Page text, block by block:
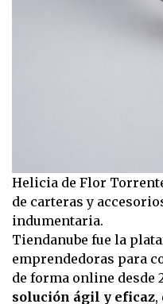
Helicia de Flor
de carteras y
indumentaria.
Tiendanube fue la
emprendedoras para
de forma online desde
solución ágil y eficaz,